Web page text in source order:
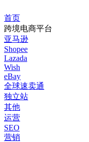
首页
跨境电商平台
亚马逊
Shopee
Lazada
Wish
eBay
全球速卖通
独立站
其他
运营
SEO
营销